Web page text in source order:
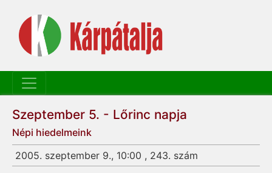
Szeptember 5. - Lőrinc napja
Népi hiedelmeink
2005. szeptember 9., 10:00 , 243. szám